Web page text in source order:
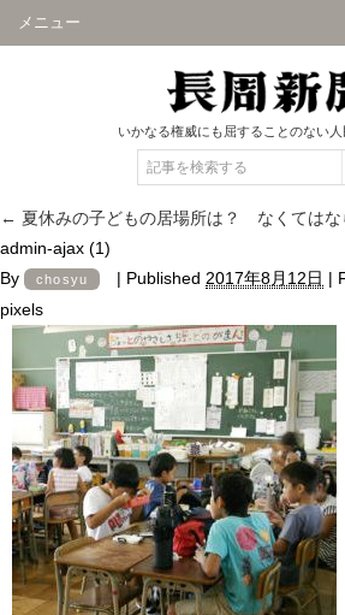
メニュー
いかなる権威にも屈することのない
← 夏休みの子どもの居場所は？ なくてはな
admin-ajax (1)
By
chosyu | Published 2017年8月12日 |
pixels